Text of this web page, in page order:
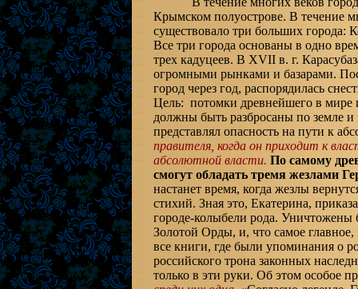
Крымском полуострове. В течение
существовало три больших города:
Все три города основаны в одно
трех кадуцеев. В XVII в. г.
огромными рынками и базарами.
город через год, распорядилась
Цель: потомки древнейшего в мире
должны быть разбросаны по земле
представлял опасность на пути к
правителя, когда он приходит к
абсолютной власти. По самому
смогут обладать тремя жезлами
настанет время, когда жезлы
стихий. Зная это, Екатерина,
городе-колыбели рода.
Золотой Орды, и, что самое
все книги, где были упоминания о
российского трона законных
только в эти руки. Об этом особое